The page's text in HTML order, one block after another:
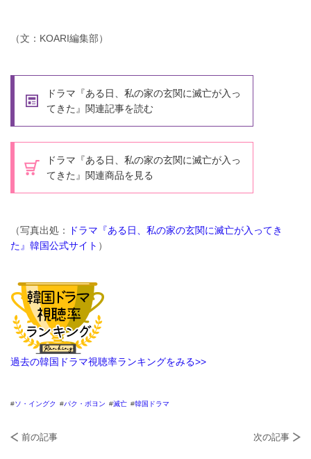
（文：KOARI編集部）
ドラマ『ある日、私の家の玄関に滅亡が入っ
てきた』関連記事を読む
ドラマ『ある日、私の家の玄関に滅亡が入っ
てきた』関連商品を見る
（写真出処：
ドラマ『ある日、私の家の玄関に滅亡が入ってき
た』韓国公式サイト ）
過去の韓国ドラマ視聴率ランキングをみる>>
ソ・イングク パク・ボヨン 滅亡 韓国ドラマ
前の記事 次の記事